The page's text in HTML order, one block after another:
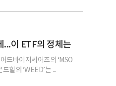
이 ETF의 정체는
드바이저셰어즈의 ‘MSO
힐의 ‘WEED’는 ...